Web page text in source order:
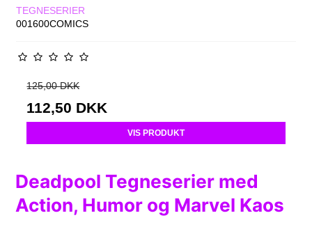
TEGNESERIER
001600COMICS
125,00 DKK
112,50 DKK
VIS PRODUKT
Deadpool Tegneserier med
Action, Humor og Marvel Kaos